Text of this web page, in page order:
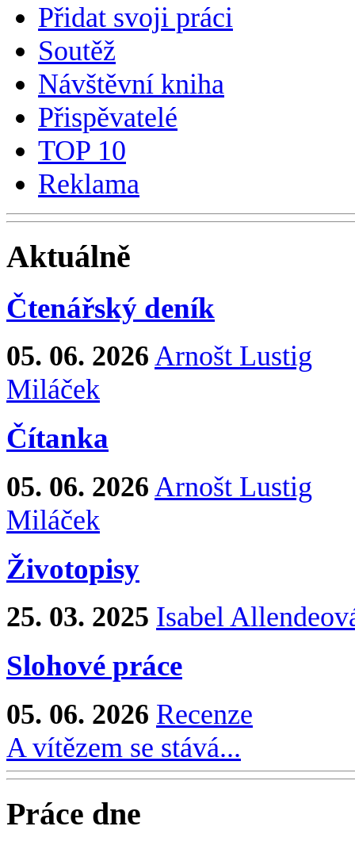
Přidat svoji práci
Soutěž
Návštěvní kniha
Přispěvatelé
TOP 10
Reklama
Aktuálně
Čtenářský deník
05. 06. 2026 Arnošt Lustig
Miláček
Čítanka
05. 06. 2026 Arnošt Lustig
Miláček
Životopisy
25. 03. 2025 Isabel
Slohové práce
05. 06. 2026 Recenze
A vítězem se stává...
Práce dne